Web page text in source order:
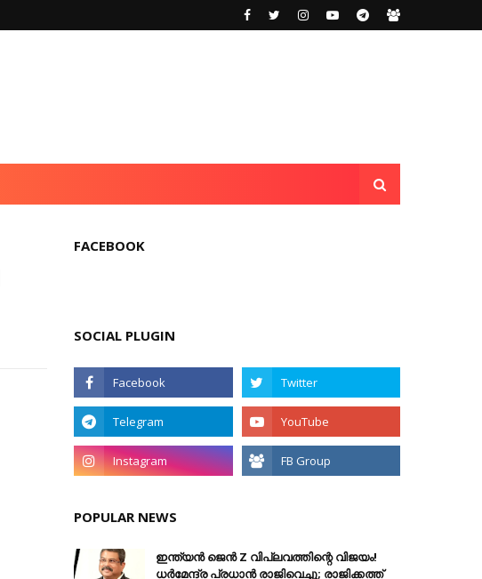
FACEBOOK
SOCIAL PLUGIN
POPULAR NEWS
ഇന്ത്യൻ ജെൻ Z വിപ്ലവത്തിന്റെ വിജയം!
ധർമേന്ദ്ര പ്രധാൻ രാജിവെച്ചു; രാജിക്കത്ത്